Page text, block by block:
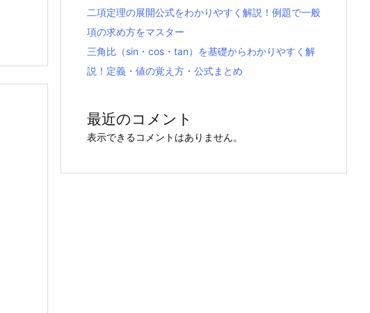
二項定理の展開公式をわかりやすく解説！例題で一般
項の求め方をマスター
三角比（sin・cos・tan）を基礎からわかりやすく解
説！定義・値の覚え方・公式まとめ
最近のコメント
表示できるコメントはありません。